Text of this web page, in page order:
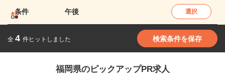
条件 午後 選択
全 4 件ヒットしました 検索条件を保存
福岡県のピックアップPR求人